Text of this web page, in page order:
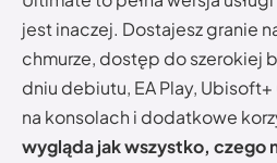
jest inaczej. Dostajesz granie
chmurze, dostęp do szerokiej
dniu debiutu, EA Play,
na konsolach i dodatkowe
wygląda jak wszystko, czego